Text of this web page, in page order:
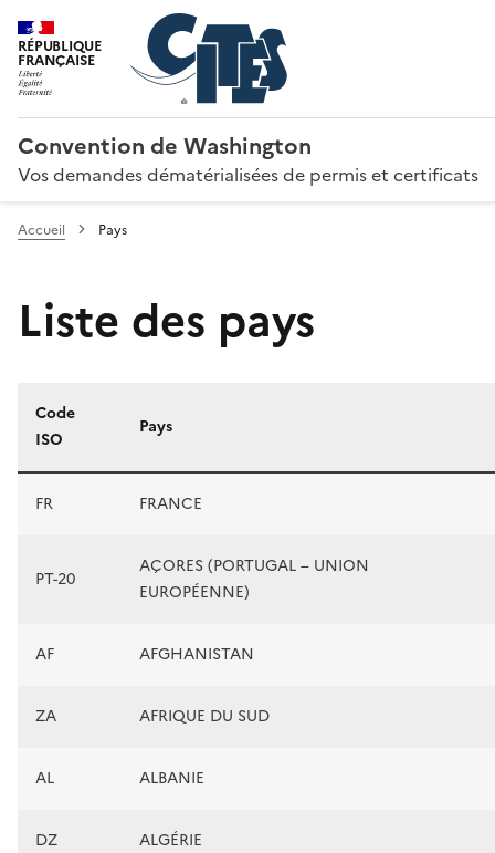
RÉPUBLIQUE
FRANÇAISE
Convention de Washington
Vos demandes dématérialisées de permis et certificats
Accueil Pays
Liste des pays
Liste des pays
Code
ISO
Pays
FR FRANCE
PT-20
AÇORES (PORTUGAL – UNION
EUROPÉENNE)
AF AFGHANISTAN
ZA AFRIQUE DU SUD
AL ALBANIE
DZ ALGÉRIE